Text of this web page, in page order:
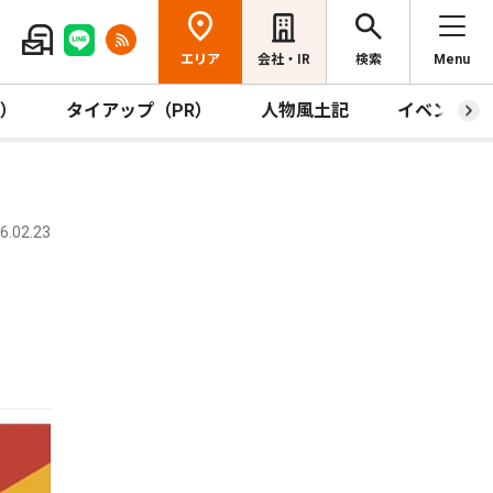
エリア 会社・IR 検索 Menu
タイアップ（PR） 人物風土記 イベント